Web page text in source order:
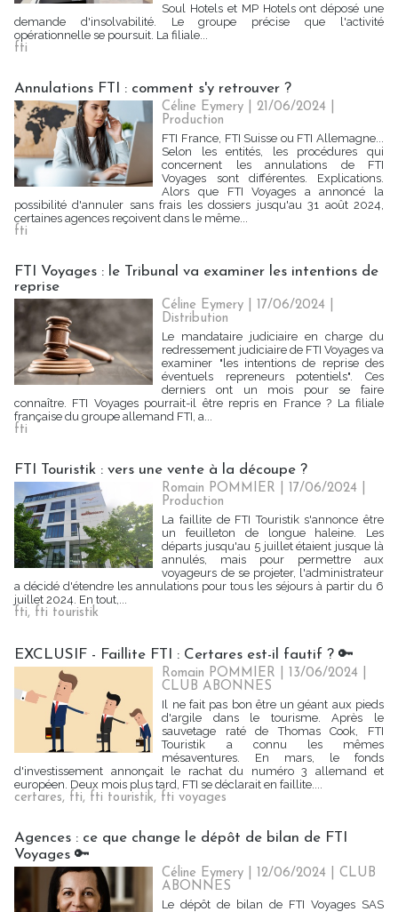
Soul Hotels et MP Hotels ont déposé une
demande d'insolvabilité. Le groupe précise que l'activité
opérationnelle se poursuit. La filiale...
fti
Annulations FTI : comment s'y retrouver ?
Céline Eymery | 21/06/2024
Production
FTI France, FTI Suisse ou FTI Allemagne...
Selon les entités, les procédures qui
concernent les annulations de FTI
Voyages sont différentes. Explications.
Alors que FTI Voyages a annoncé la
possibilité d'annuler sans frais les dossiers jusqu'au 31 août 2024,
certaines agences reçoivent dans le même...
fti
FTI Voyages : le Tribunal va examiner les intentions de
reprise
Céline Eymery | 17/06/2024
Distribution
Le mandataire judiciaire en charge du
redressement judiciaire de FTI Voyages va
examiner "les intentions de reprise des
éventuels repreneurs potentiels". Ces
derniers ont un mois pour se faire
connaître. FTI Voyages pourrait-il être repris en France ? La filiale
française du groupe allemand FTI, a...
fti
FTI Touristik : vers une vente à la découpe ?
Romain POMMIER | 17/06/2024
Production
La faillite de FTI Touristik s'annonce être
un feuilleton de longue haleine. Les
départs jusqu'au 5 juillet étaient jusque là
annulés, mais pour permettre aux
voyageurs de se projeter, l'administrateur
a décidé d'étendre les annulations pour tous les séjours à partir du 6
juillet 2024. En tout,...
fti, fti touristik
EXCLUSIF - Faillite FTI : Certares est-il fautif ? 🔑
Romain POMMIER | 13/06/2024
CLUB ABONNES
Il ne fait pas bon être un géant aux pieds
d'argile dans le tourisme. Après le
sauvetage raté de Thomas Cook, FTI
Touristik a connu les mêmes
mésaventures. En mars, le fonds
d'investissement annonçait le rachat du numéro 3 allemand et
européen. Deux mois plus tard, FTI se déclarait en faillite....
certares, fti, fti touristik, fti voyages
Agences : ce que change le dépôt de bilan de FTI
Voyages 🔑
Céline Eymery | 12/06/2024 |CLUB
ABONNES
Le dépôt de bilan de FTI Voyages SAS